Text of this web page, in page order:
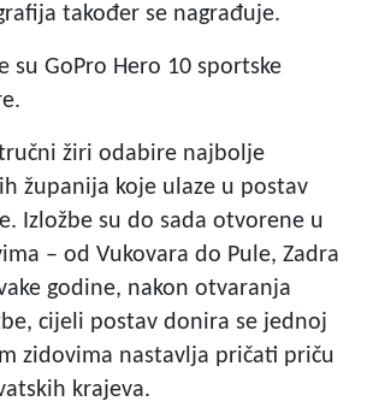
također se nagrađuje.
su GoPro Hero 10 sportske
žiri odabire najbolje
županija koje ulaze u postav
Izložbe su do sada otvorene u
– od Vukovara do Pule, Zadra
godine, nakon otvaranja
cijeli postav donira se jednoj
zidovima nastavlja pričati priču
krajeva.